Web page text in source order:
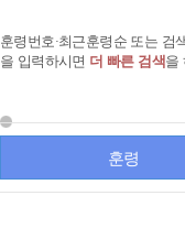
훈령번호·최근훈령순 또는 검
을 입력하시면 더 빠른 검색 을
훈령